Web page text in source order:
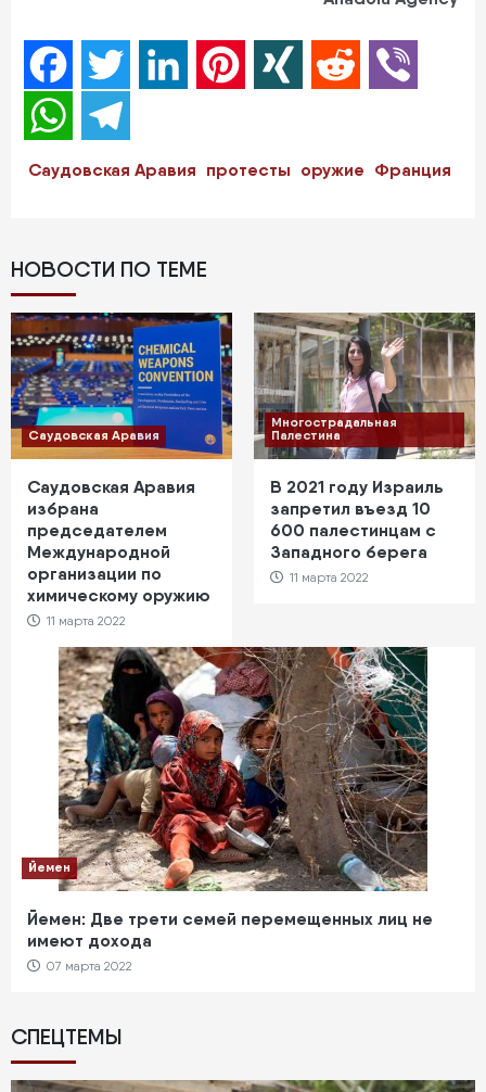
FacebookTwitter LinkedIn Pinterest XING Reddit
WhatsApp
Саудовская Аравия протесты оружие Франция
НОВОСТИ ПО ТЕМЕ
Саудовская Аравия
Саудовская Аравия
избрана
председателем
Международной
организации по
химическому оружию
11 марта 2022
Многострадальная
Палестина
В 2021 году Израиль
запретил въезд 10
600 палестинцам с
Западного берега
11 марта 2022
Йемен
Йемен: Две трети семей перемещенных лиц не
имеют дохода
07 марта 2022
СПЕЦТЕМЫ